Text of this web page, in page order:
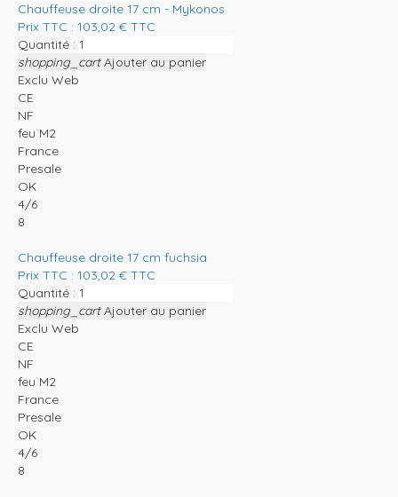
Chauffeuse droite 17 cm - Mykonos
Prix TTC : 103,02 € TTC
Quantité :
shopping_cart Ajouter au panier
Exclu Web
CE
NF
feu M2
France
Presale
OK
4/6
8
Chauffeuse droite 17 cm fuchsia
Prix TTC : 103,02 € TTC
Quantité :
shopping_cart Ajouter au panier
Exclu Web
CE
NF
feu M2
France
Presale
OK
4/6
8